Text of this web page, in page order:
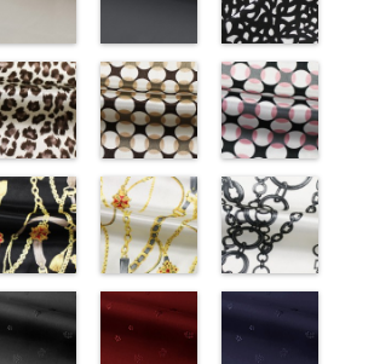
wp-
04/jpg
OT)
www.anys.co.jp/wp-
uploads/2013/04/221.jpg
ベージュ
ル100％
、
、
、
、
(19/OT)
http://www.anys.co.jp/wp-
content/uploads/2013/02/19.jpg
19 ブラック
ステル100％
CHARALIST、
d.、
DOLCELABY、
JEANNE、
LUNAMARY、
LUNAMARY
ワイト模様
(KKP3601-
24-C)
http://
24-c.jpg
KKP3601-24-
C ブラック×
ホワイト
テル100％
DOLCELABY、
FairyRose
wp-
08/777.jpg
ウン
UN)
www.anys.co.jp/wp-
55-
ブラウン
柄ベージュ
(KKP1092-
93-C/UN)
http://www.anys.co.jp/wp-
93-c.jpg
KKP1092-93-
ベージュ
柄ピンク
(KKP1092-
93-D/UN)
http://
93-d.jpg
KKP1092-93-
ピンク
ブラック
D/UN)
ト柄ホワイト
(KKP1092-
137-A/UN)
ワイト
(KKP2090-
145-A/UN)